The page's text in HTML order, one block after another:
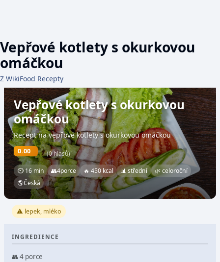
Vepřové kotlety s okurkovou
omáčkou
Z WikiFood Recepty
Vepřové kotlety s okurkovou
omáčkou
Recept na vepřové kotlety s okurkovou omáčkou
0.00 (0 hlasů)
⏲ 16 min 👥4porce 🔥 450 kcal 📊 střední
🌿 celoroční
🌎Česká
⚠️ lepek, mléko
INGREDIENCE
👥 4 porce